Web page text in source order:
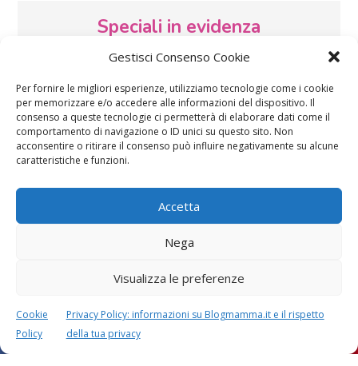
Gestisci Consenso Cookie
Per fornire le migliori esperienze, utilizziamo tecnologie come i cookie
per memorizzare e/o accedere alle informazioni del dispositivo. Il
consenso a queste tecnologie ci permetterà di elaborare dati come il
comportamento di navigazione o ID unici su questo sito. Non
acconsentire o ritirare il consenso può influire negativamente su alcune
caratteristiche e funzioni.
Accetta
Nega
Visualizza le preferenze
Cookie
Policy
Privacy Policy: informazioni su Blogmamma.it e il rispetto
della tua privacy
Speciali in evidenza
Vaccini
lavoretti, biglietti
d’auguri, filastrocche
gravidanza